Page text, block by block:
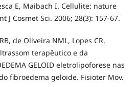
E, Maibach I. Cellulite: nature
J Cosmet Sci. 2006; 28(3): 157-67.
de Oliveira NML, Lopes CR.
terapêutico e da
GELOID eletrolipoforese nas
fibroedema geloide. Fisioter Mov.